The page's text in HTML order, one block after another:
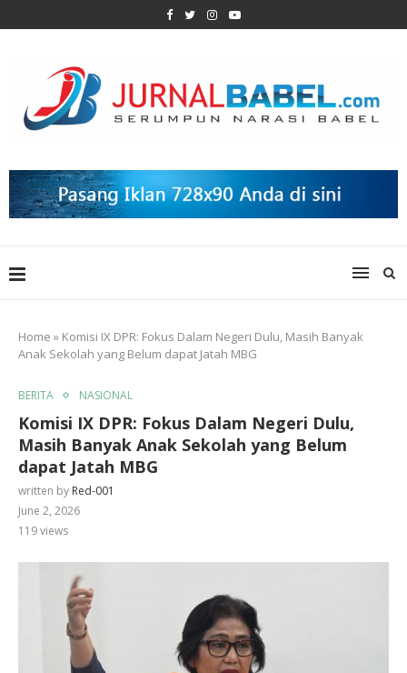
Home » Komisi IX DPR: Fokus Dalam Negeri Dulu, Masih Banyak
Anak Sekolah yang Belum dapat Jatah MBG
BERITA NASIONAL
Komisi IX DPR: Fokus Dalam Negeri Dulu,
Masih Banyak Anak Sekolah yang Belum
dapat Jatah MBG
written by Red-001
June 2, 2026
119views